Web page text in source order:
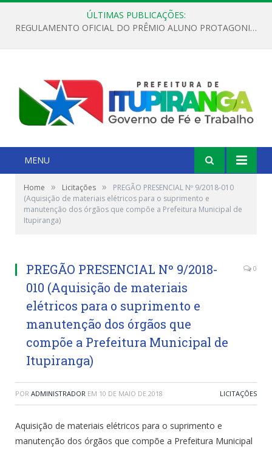
ÚLTIMAS PUBLICAÇÕES:
REGULAMENTO OFICIAL DO PRÊMIO ALUNO PROTAGONISTA – EDIÇÃO 2026
MENU
Home » Licitações »
PREGÃO PRESENCIAL Nº 9/2018-010
(Aquisição de materiais elétricos para o suprimento e
manutenção dos órgãos que compõe a Prefeitura Municipal de
Itupiranga)
PREGÃO PRESENCIAL Nº 9/2018-
010 (Aquisição de materiais
elétricos para o suprimento e
manutenção dos órgãos que
compõe a Prefeitura Municipal de
Itupiranga)
0
POR ADMINISTRADOR EM 10 DE MAIO DE 2018 LICITAÇÕES
Aquisição de materiais elétricos para o suprimento e
manutenção dos órgãos que compõe a Prefeitura Municipal